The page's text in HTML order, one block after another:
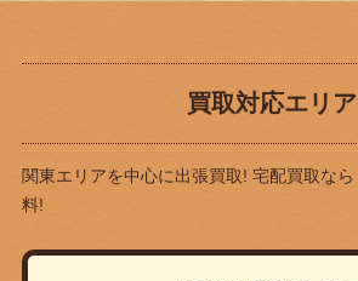
買取対応エリア
関東エリアを中心に出張買取! 宅配買取なら
料!